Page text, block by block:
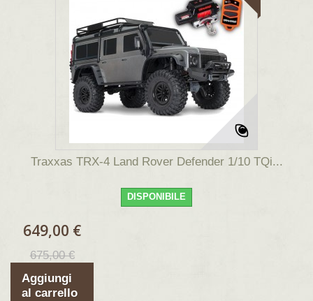
Traxxas TRX-4 Land Rover Defender 1/10 TQi...
DISPONIBILE
649,00 €
675,00 €
Aggiungi
al carrello